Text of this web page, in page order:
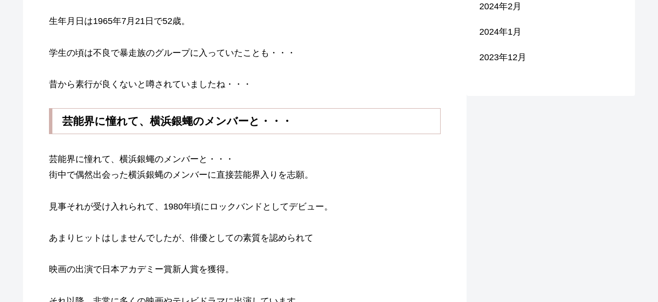
生年月日は1965年7月21日で52歳。
学生の頃は不良で暴走族のグループに入っていたことも・・・
昔から素行が良くないと噂されていましたね・・・
芸能界に憧れて、横浜銀蠅のメンバーと・・・
芸能界に憧れて、横浜銀蠅のメンバーと・・・
街中で偶然出会った横浜銀蝿のメンバーに直接芸能界入りを志願。
見事それが受け入れられて、1980年頃にロックバンドとしてデビュー。
あまりヒットはしませんでしたが、俳優としての素質を認められて
映画の出演で日本アカデミー賞新人賞を獲得。
2024年2月
2024年1月
2023年12月